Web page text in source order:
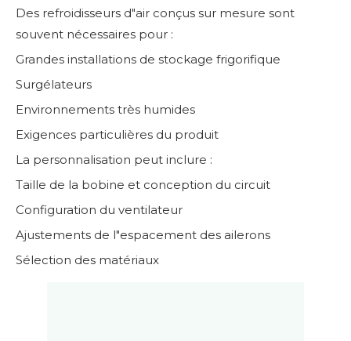
Des refroidisseurs d"air conçus sur mesure sont
souvent nécessaires pour :
Grandes installations de stockage frigorifique
Surgélateurs
Environnements très humides
Exigences particulières du produit
La personnalisation peut inclure :
Taille de la bobine et conception du circuit
Configuration du ventilateur
Ajustements de l"espacement des ailerons
Sélection des matériaux